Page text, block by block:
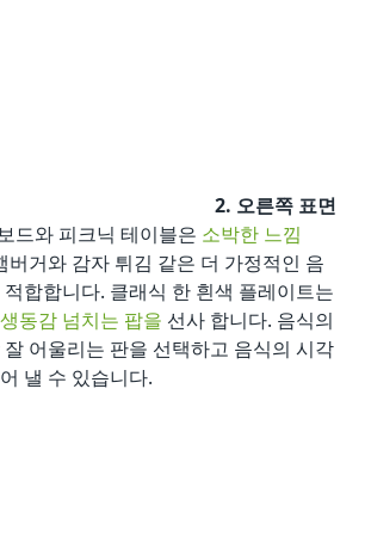
2. 오른쪽 표면
드와 피크닉 테이블은 소박한 느낌
버거와 감자 튀김 같은 더 가정적인 음
합합니다. 클래식 한 흰색 플레이트는
생동감 넘치는 팝을 선사 합니다. 음식의
어울리는 판을 선택하고 음식의 시각
낼 수 있습니다.